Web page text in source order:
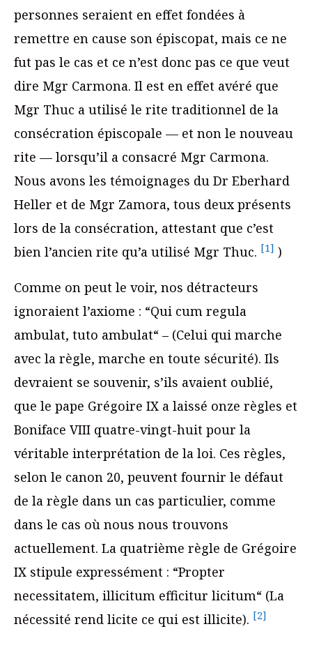
personnes seraient en effet fondées à
remettre en cause son épiscopat, mais ce ne
fut pas le cas et ce n’est donc pas ce que veut
dire Mgr Carmona. Il est en effet avéré que
Mgr Thuc a utilisé le rite traditionnel de la
consécration épiscopale — et non le nouveau
rite — lorsqu’il a consacré Mgr Carmona.
Nous avons les témoignages du Dr Eberhard
Heller et de Mgr Zamora, tous deux présents
lors de la consécration, attestant que c’est
bien l’ancien rite qu’a utilisé Mgr Thuc. [1] )
Comme on peut le voir, nos détracteurs
ignoraient l’axiome : “Qui cum regula
ambulat, tuto ambulat“ – (Celui qui marche
avec la règle, marche en toute sécurité). Ils
devraient se souvenir, s’ils avaient oublié,
que le pape Grégoire IX a laissé onze règles et
Boniface VIII quatre-vingt-huit pour la
véritable interprétation de la loi. Ces règles,
selon le canon 20, peuvent fournir le défaut
de la règle dans un cas particulier, comme
dans le cas où nous nous trouvons
actuellement. La quatrième règle de Grégoire
IX stipule expressément : “Propter
necessitatem, illicitum efficitur licitum“ (La
nécessité rend licite ce qui est illicite). [2]